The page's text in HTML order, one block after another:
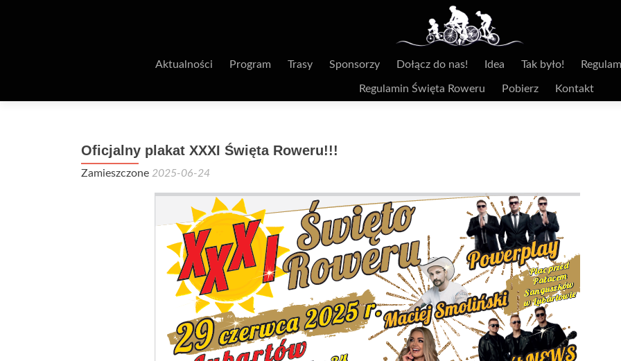
Aktualności Program Trasy Sponsorzy Dołącz do nas! Idea Tak było!
Regulamin Święta Roweru Pobierz Kontakt
Oficjalny plakat XXXI Święta Roweru!!!
Zamieszczone 2025-06-24